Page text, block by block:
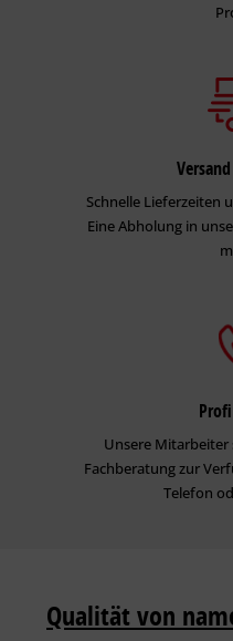
Schnelle Lieferzeiten
Eine Abholung in
Unsere
Fachberatung zur
Telefon
Qualität von